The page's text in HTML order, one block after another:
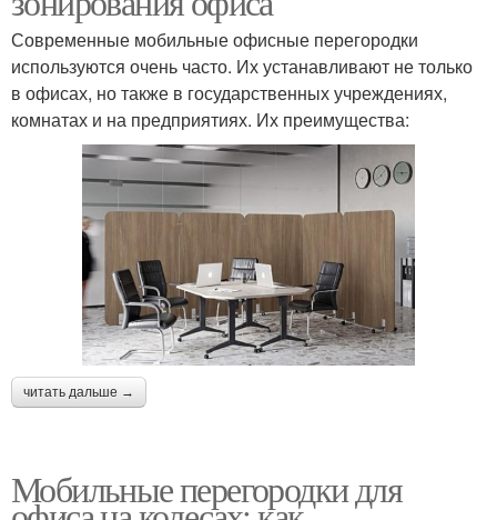
Современные мобильные офисные перегородки
используются очень часто. Их устанавливают не только
в офисах, но также в государственных учреждениях,
комнатах и на предприятиях. Их преимущества:
читать дальше →
Мобильные перегородки для